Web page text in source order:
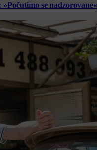
se nadzorovane«